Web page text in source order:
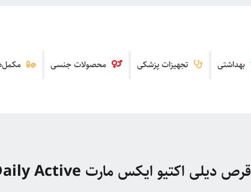
بهداشتی تجهیزات پزشکی محصولات جنسی
قرص دیلی اکتیو ایکس مارت Daily Active